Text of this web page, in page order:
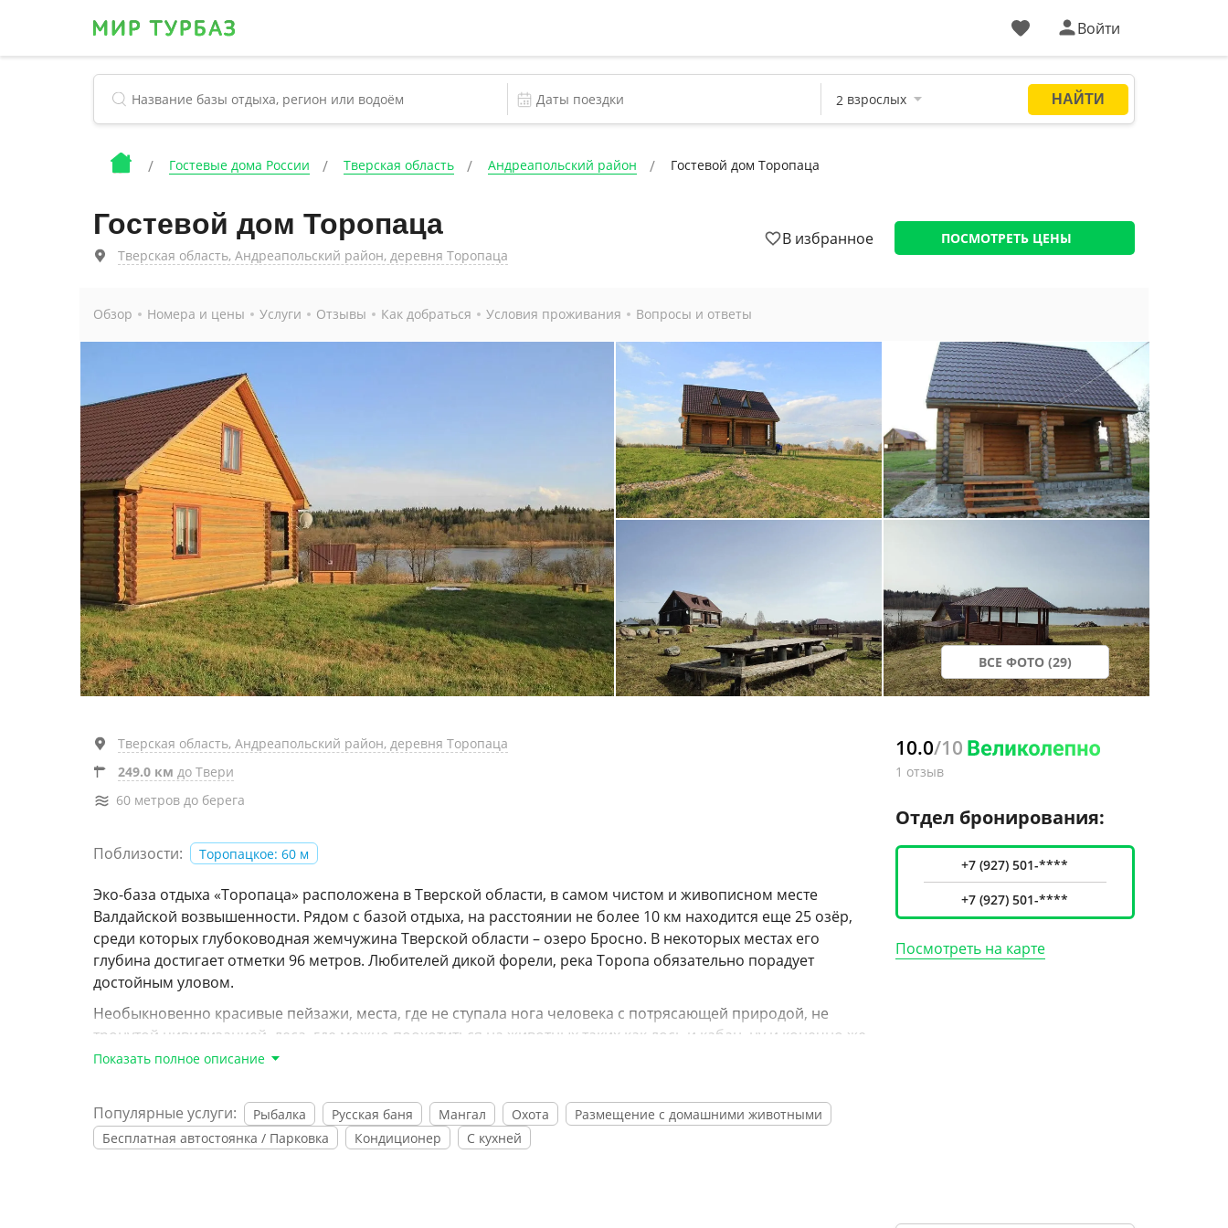
Войти
Гостевые дома России Тверская область Андреапольский район Гостевой дом Торопаца
Гостевой дом Торопаца
Тверская область, Андреапольский район, деревня Торопаца
В избранное ПОСМОТРЕТЬ ЦЕНЫ
Обзор Номера и цены Услуги Отзывы Как добраться Условия проживания Вопросы и ответы
ВСЕ ФОТО (29)
Тверская область, Андреапольский район, деревня Торопаца
249.0 км до Твери
60 метров до берега
Поблизости: Торопацкое: 60 м
Эко-база отдыха «Торопаца» расположена в Тверской области, в самом чистом и живописном месте
Валдайской возвышенности. Рядом с базой отдыха, на расстоянии не более 10 км находится еще 25 озёр,
среди которых глубоководная жемчужина Тверской области – озеро Бросно. В некоторых местах его
глубина достигает отметки 96 метров. Любителей дикой форели, река Торопа обязательно порадует
достойным уловом.
Необыкновенно красивые пейзажи, места, где не ступала нога человека с потрясающей природой, не
тронутой цивилизацией, леса, где можно поохотиться на животных таких как лось и кабан, ну и конечно же
охота на селезня, вальдшнепа, глухаря, тетерева и многих других.
многими другими натуральными продуктами нашего собственного производства. Купание в реках и
озерах, сбор земляники и черники, русская баня на берегу озера, путешествия на снегоходах и
квадроциках, велопрогулки, катание на водных лыжах, вэйкборде и моторной лодке помогут вам получить
Показать полное описание
Популярные услуги: Рыбалка Русская баня Мангал Охота
Размещение с домашними животными
Бесплатная автостоянка / Парковка
Кондиционер С кухней
10.0/10
1 отзыв
Отдел бронирования:
+7 (927) 501-****
+7 (927) 501-****
Посмотреть на карте